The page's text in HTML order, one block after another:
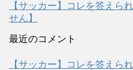
【サッカー】コレを答えら
せん】
最近のコメント
【サッカー】コレを答えら